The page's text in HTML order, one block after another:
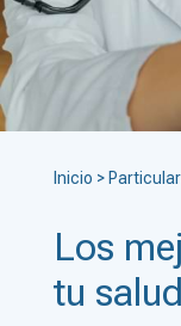
Inicio >
Los
tu salud